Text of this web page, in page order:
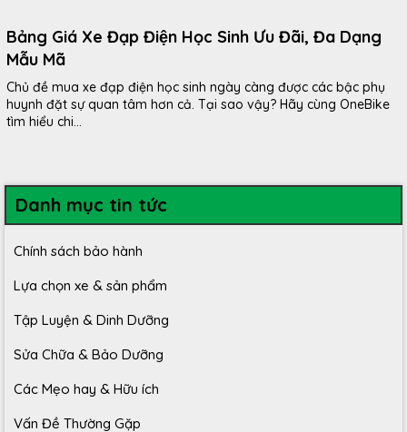
Bảng Giá Xe Đạp Điện Học Sinh Ưu Đãi, Đa Dạng
Mẫu Mã
Chủ đề mua xe đạp điện học sinh ngày càng được các bậc phụ
huynh đặt sự quan tâm hơn cả. Tại sao vậy? Hãy cùng OneBike
tìm hiểu chi...
Danh mục tin tức
Chính sách bảo hành
Lựa chọn xe & sản phẩm
Tập Luyện & Dinh Dưỡng
Sửa Chữa & Bảo Dưỡng
Các Mẹo hay & Hữu ích
Vấn Đề Thường Gặp